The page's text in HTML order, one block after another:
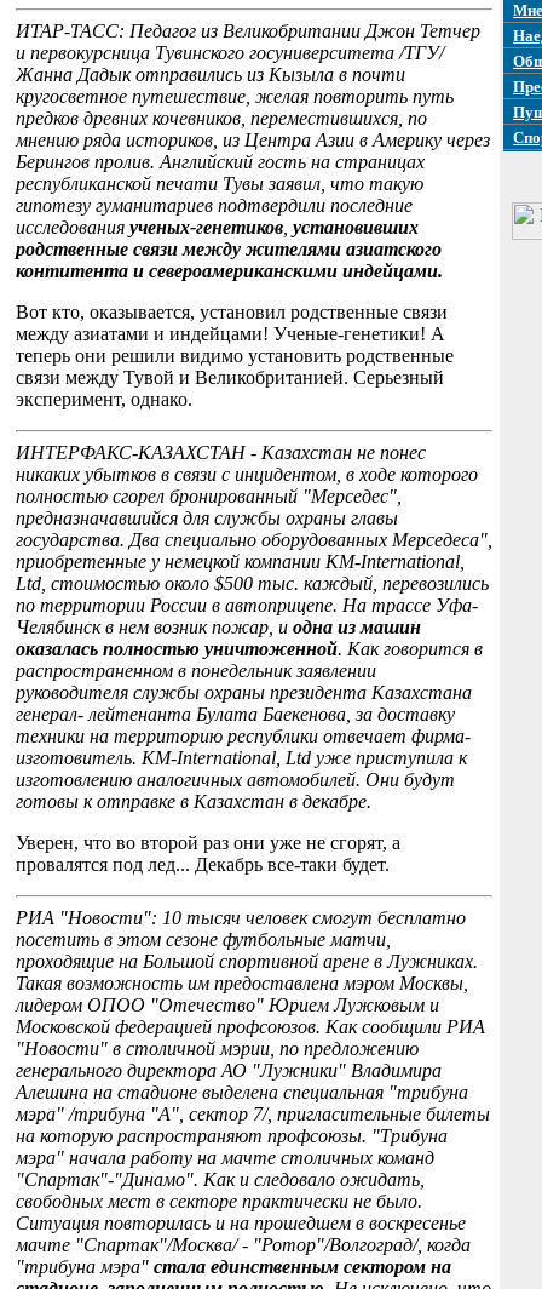
ИТАР-ТАСС: Педагог из Великобритании Джон Тетчер
и первокурсница Тувинского госуниверситета /ТГУ/
Жанна Дадык отправились из Кызыла в почти
кругосветное путешествие, желая повторить путь
предков древних кочевников, переместившихся, по
мнению ряда историков, из Центра Азии в Америку через
Берингов пролив. Английский гость на страницах
республиканской печати Тувы заявил, что такую
гипотезу гуманитариев подтвердили последние
исследования ученых-генетиков установивших
родственные связи между жителями азиатского
контитента и североамериканскими индейцами.
Вот кто, оказывается, установил родственные связи
между азиатами и индейцами! Ученые-генетики! А
теперь они решили видимо установить родственные
связи между Тувой и Великобританией. Серьезный
эксперимент, однако.
ИНТЕРФАКС-КАЗАХСТАН - Казахстан не понес
никаких убытков в связи с инцидентом, в ходе которого
полностью сгорел бронированный "Мерседес",
предназначавшийся для службы охраны главы
государства. Два специально оборудованных Мерседеса",
приобретенные у немецкой компании KM-International,
Ltd, стоимостью около $500 тыс. каждый, перевозились
по территории России в автоприцепе. На трассе Уфа-
Челябинск в нем возник пожар, и одна из машин
оказалась полностью уничтоженной. Как говорится в
распространенном в понедельник заявлении
руководителя службы охраны президента Казахстана
генерал- лейтенанта Булата Баекенова, за доставку
техники на территорию республики отвечает фирма-
изготовитель. KM-International, Ltd уже приступила к
изготовлению аналогичных автомобилей. Они будут
готовы к отправке в Казахстан в декабре.
Уверен, что во второй раз они уже не сгорят, а
провалятся под лед... Декабрь все-таки будет.
РИА "Новости": 10 тысяч человек смогут бесплатно
посетить в этом сезоне футбольные матчи,
проходящие на Большой спортивной арене в Лужниках.
Такая возможность им предоставлена мэром Москвы,
лидером ОПОО "Отечество" Юрием Лужковым и
Московской федерацией профсоюзов. Как сообщили РИА
"Новости" в столичной мэрии, по предложению
генерального директора АО "Лужники" Владимира
Алешина на стадионе выделена специальная "трибуна
мэра" /трибуна "А", сектор 7/, пригласительные билеты
на которую распространяют профсоюзы. "Трибуна
мэра" начала работу на мачте столичных команд
"Спартак"-"Динамо". Как и следовало ожидать,
свободных мест в секторе практически не было.
Ситуация повторилась и на прошедшем в воскресенье
мачте "Спартак"/Москва/ - "Ротор"/Волгоград/, когда
"трибуна мэра" стала единственным сектором на